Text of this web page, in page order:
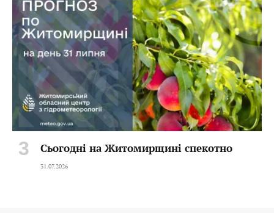
Сьогодні на Житомирщині спекотно
31.07.2026